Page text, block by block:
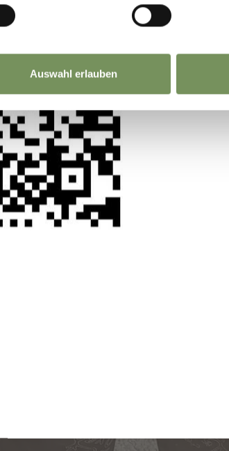
Auswahl erlauben